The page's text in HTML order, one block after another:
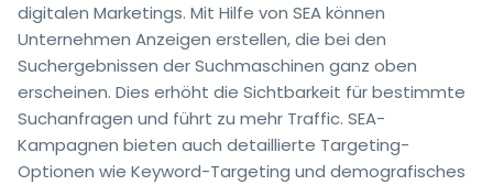
digitalen Marketings. Mit Hilfe von SEA können
Unternehmen Anzeigen erstellen, die bei den
Suchergebnissen der Suchmaschinen ganz oben
erscheinen. Dies erhöht die Sichtbarkeit für bestimmte
Suchanfragen und führt zu mehr Traffic. SEA-
Kampagnen bieten auch detaillierte Targeting-
Optionen wie Keyword-Targeting und demografisches